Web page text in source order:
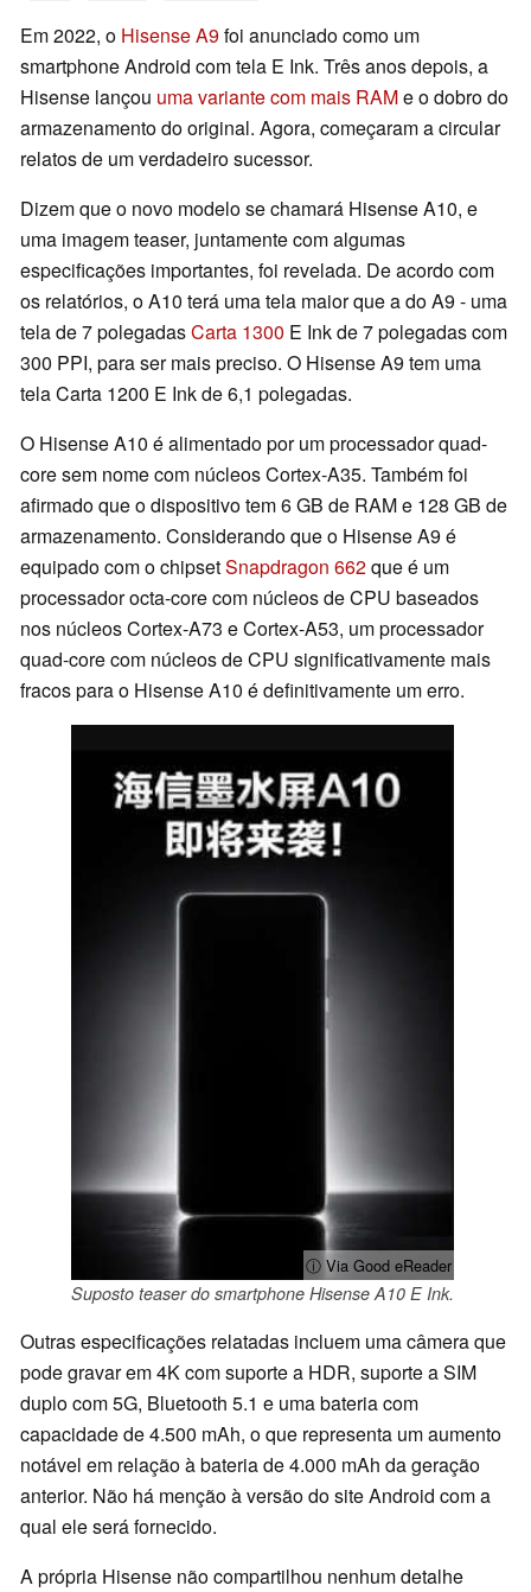
Em 2022, o Hisense A9foi anunciado como um
smartphone Android com tela E Ink. Três anos depois, a
Hisense lançou uma variante com mais RAMe o dobro do
armazenamento do original. Agora, começaram a circular
relatos de um verdadeiro sucessor.
Dizem que o novo modelo se chamará Hisense A10, e
uma imagem teaser, juntamente com algumas
especificações importantes, foi revelada. De acordo com
os relatórios, o A10 terá uma tela maior que a do A9 - uma
tela de 7 polegadasCarta 1300 E Ink de 7 polegadas com
300 PPI, para ser mais preciso. O Hisense A9 tem uma
tela Carta 1200 E Ink de 6,1 polegadas.
O Hisense A10 é alimentado por um processador quad-
core sem nome com núcleos Cortex-A35. Também foi
afirmado que o dispositivo tem 6 GB de RAM e 128 GB de
armazenamento. Considerando que o Hisense A9 é
equipado com o chipsetSnapdragon 662que é um
processador octa-core com núcleos de CPU baseados
nos núcleos Cortex-A73 e Cortex-A53, um processador
quad-core com núcleos de CPU significativamente mais
fracos para o Hisense A10 é definitivamente um erro.
ⓘ Via Good eReader
Suposto teaser do smartphone Hisense A10 E Ink.
Outras especificações relatadas incluem uma câmera que
pode gravar em 4K com suporte a HDR, suporte a SIM
duplo com 5G, Bluetooth 5.1 e uma bateria com
capacidade de 4.500 mAh, o que representa um aumento
notável em relação à bateria de 4.000 mAh da geração
anterior. Não há menção à versão do site Android com a
qual ele será fornecido.
A própria Hisense não compartilhou nenhum detalhe